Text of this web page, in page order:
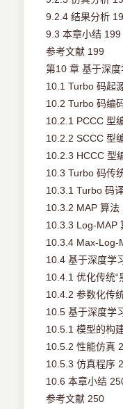
9.2.4 结果分析
9.3 本章小结 199
参考文献 199
第10 章 基于深
10.1 Turbo 码起
10.2 Turbo 码编
10.2.1 PCCC 型
10.2.2 SCCC 型
10.2.3 HCCC 型
10.3 Turbo 码传
10.3.1 Turbo 码
10.3.2 MAP 算法
10.3.3 Log-MAP
10.3.4 Max-Log-
10.4 基于深度学
10.4.1 优化传统“
10.4.2 参数化传
10.5 基于深度学
10.5.1 模型的构
10.5.2 性能仿真
10.5.3 仿真程序
10.6 本章小结
参考文献 250